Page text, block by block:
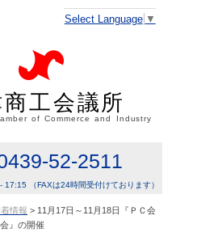
Select Language ▼
工会議所
of Commerce and Industry
52-2511
17:15 （FAXは24時間受付けております）
情報 > 11月17日～11月18日『ＰＣ会
』の開催